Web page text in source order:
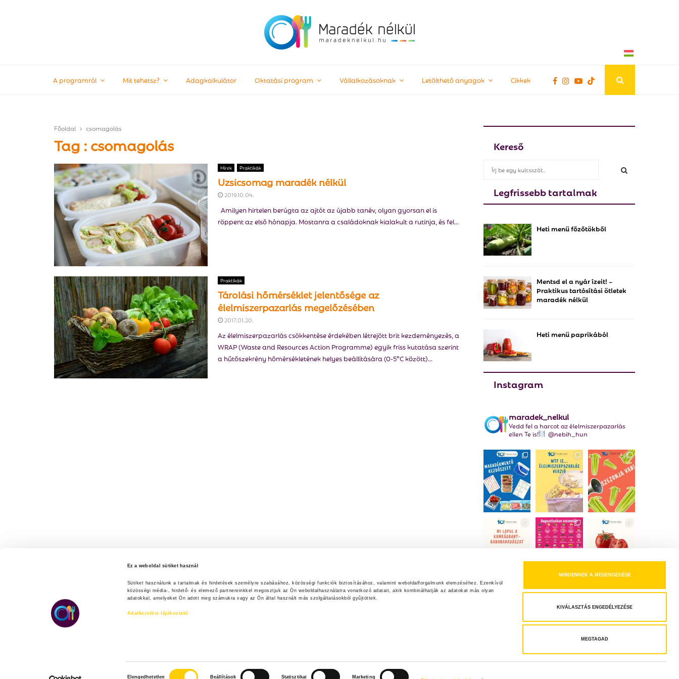
Ez a weboldal sütiket használ
Sütiket használunk a tartalmak és hirdetések személyre szabásához, közösségi funkciók biztosításához, valamint weboldalforgalmunk elemzéséhez. Ezenkívül
közösségi média-, hirdető- és elemező partnereinkkel megosztjuk az Ön weboldalhasználatra vonatkozó adatait, akik kombinálhatják az adatokat más olyan
adatokkal, amelyeket Ön adott meg számukra vagy az Ön által használt más szolgáltatásokból gyűjtöttek.
Adatkezelési tájékoztató
Elengedhetetlen
Beállítások Statisztikai Marketing
MINDENNEK A MEGENGEDÉSE
KIVÁLASZTÁS ENGEDÉLYEZÉSE
MEGTAGAD
A programról Mit tehetsz? Adagkalkulátor Oktatási program Vállalkozásoknak Letölthető anyagok Cikkek
Főoldal csomagolás
Tag : csomagolás
Hírek Praktikák
Uzsicsomag maradék nélkül
2019.10.04.
Amilyen hirtelen berúgta az ajtót az újabb tanév, olyan gyorsan el is
röppent az első hónapja. Mostanra a családoknak kialakult a rutinja, és fel...
Praktikák
Tárolási hőmérséklet jelentősége az
élelmiszerpazarlás megelőzésében
2017.01.20.
Az élelmiszerpazarlás csökkentése érdekében létrejött brit kezdeményezés, a
WRAP (Waste and Resources Action Programme) egyik friss kutatása szerint
a hűtőszekrény hőmérsékletének helyes beállítására (0-5°C között)...
Kereső
c
f
o
r
H
Legfrissebb tartalmak
Heti menü főzőtökből
Mentsd el a nyár ízeit! –
Praktikus tartósítási ötletek
maradék nélkül
Heti menü paprikából
Instagram
maradek_nelkul
Vedd fel a harcot az élelmiszerpazarlás
ellen Te is!
@nebih_hun